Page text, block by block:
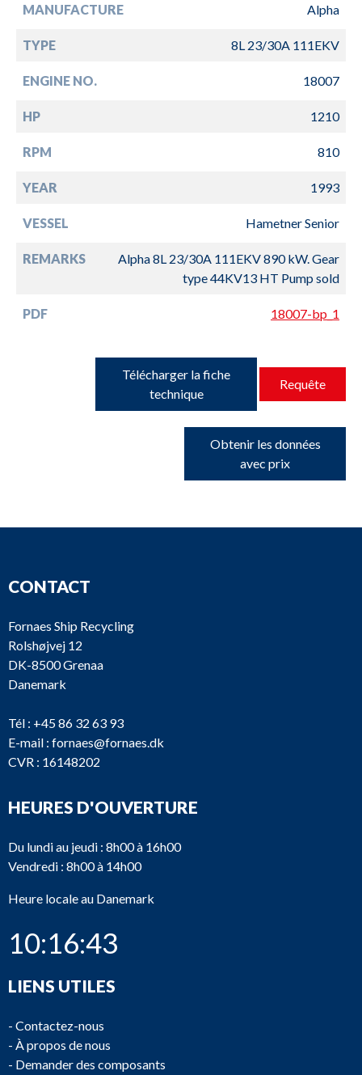
MANUFACTURE Alpha
TYPE 8L 23/30A 111EKV
ENGINE NO. 18007
HP 1210
RPM 810
YEAR 1993
VESSEL Hametner Senior
REMARKS
Alpha 8L 23/30A 111EKV 890 kW. Gear
type 44KV13 HT Pump sold
PDF 18007-bp_1
Télécharger la fiche
technique
Requête
Obtenir les données
avec prix
CONTACT
Fornaes Ship Recycling
Rolshøjvej 12
DK-8500 Grenaa
Danemark
Tél : +45 86 32 63 93
E-mail : fornaes@fornaes.dk
CVR : 16148202
HEURES D'OUVERTURE
Du lundi au jeudi : 8h00 à 16h00
Vendredi : 8h00 à 14h00
Heure locale au Danemark
10:16:43
LIENS UTILES
- Contactez-nous
- À propos de nous
- Demander des composants